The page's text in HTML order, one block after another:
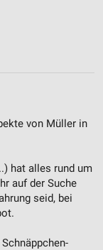
von Müller in
hat alles rund um
auf der Suche
seid, bei